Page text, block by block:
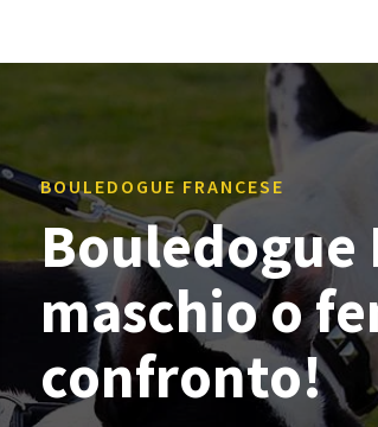
BOULEDOGUE FRANCESE
Bouledogue
maschio o
confronto!